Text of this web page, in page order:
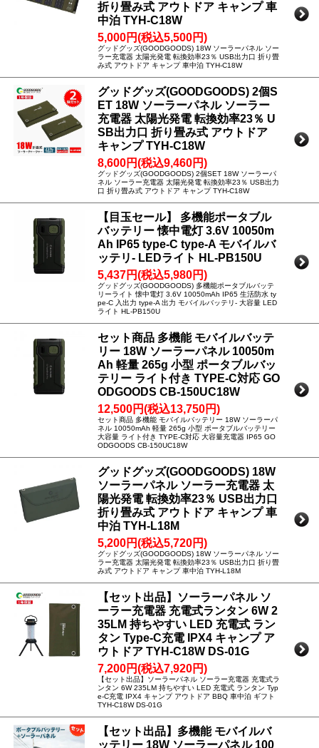
折り畳み式 アウトドア キャンプ 車
中泊 TYH-C18W
5,000円(税込5,500円)
グッドグッズ(GOODGOODS) 18W ソーラーパネル ソー
ラー充電器 太陽光発電 転換効率23％ USB出力口 折り畳
み式 アウトドア キャンプ 車中泊 TYH-C18W
グッドグッズ(GOODGOODS) 2個S
ET 18W ソーラーパネル ソーラー
充電器 太陽光発電 転換効率23％ U
SB出力口 折り畳み式 アウトドア
キャンプ TYH-C18W
8,600円(税込9,460円)
グッドグッズ(GOODGOODS) 2個SET 18W ソーラーパ
ネル ソーラー充電器 太陽光発電 転換効率23％ USB出力
口 折り畳み式 アウトドア キャンプ TYH-C18W
【目玉セール】 多機能ポータブル
バッテリー 懐中電灯 3.6V 10050m
Ah IP65 type-C type-A モバイルバ
ッテリ- LEDライト HL-PB150U
5,437円(税込5,980円)
グッドグッズ(GOODGOODS) 多機能ポータブルバッテ
リーライト 懐中電灯 3.6V 10050mAh IP65 生活防水 ty
pe-C 入出力 type-A 出力 モバイルバッテリ- 大容量 LED
ライト HL-PB150U
セット商品 多機能 モバイルバッテ
リー 18W ソーラーパネル 10050m
Ah 軽量 265g 小型 ポータブルバッ
テリー ライト付き TYPE-C対応 GO
ODGOODS CB-150UC18W
12,500円(税込13,750円)
セット商品 多機能 モバイルバッテリー 18W ソーラーパ
ネル 10050mAh 軽量 265g 小型 ポータブルバッテリー
大容量 ライト付き TYPE-C対応 大容量充電器 IP65 GO
ODGOODS CB-150UC18W
グッドグッズ(GOODGOODS) 18W
ソーラーパネル ソーラー充電器 太
陽光発電 転換効率23％ USB出力口
折り畳み式 アウトドア キャンプ 車
中泊 TYH-L18M
5,200円(税込5,720円)
グッドグッズ(GOODGOODS) 18W ソーラーパネル ソー
ラー充電器 太陽光発電 転換効率23％ USB出力口 折り畳
み式 アウトドア キャンプ 車中泊 TYH-L18M
【セット出品】ソーラーパネル ソ
ーラー充電器 充電式ランタン 6W 2
35LM 持ちやすい LED 充電式 ラン
タン Type-C充電 IPX4 キャンプ ア
ウトドア TYH-C18W DS-01G
7,200円(税込7,920円)
【セット出品】ソーラーパネル ソーラー充電器 充電式ラ
ンタン 6W 235LM 持ちやすい LED 充電式 ランタン Typ
e-C充電 IPX4 キャンプ アウトドア BBQ 車中泊 ギフト
TYH-C18W DS-01G
【セット出品】多機能 モバイルバ
ッテリー 18W ソーラーパネル 100